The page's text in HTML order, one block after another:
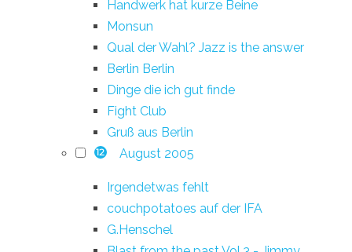
Handwerk hat kurze Beine
Monsun
Qual der Wahl? Jazz is the answer
Berlin Berlin
Dinge die ich gut finde
Fight Club
Gruß aus Berlin
12 August 2005
Irgendetwas fehlt
couchpotatoes auf der IFA
G.Henschel